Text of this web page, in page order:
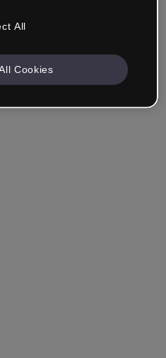
All
Cookies